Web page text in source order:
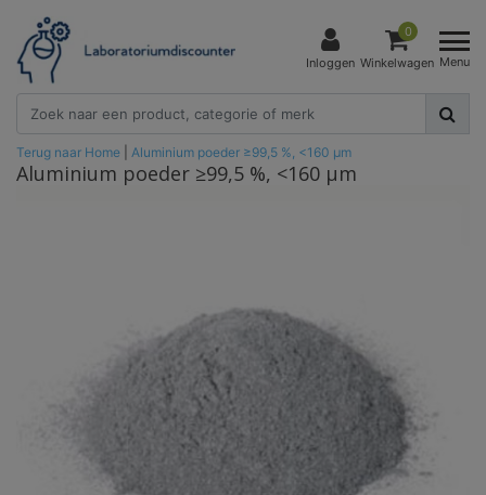
Inloggen
0
Winkelwagen Menu
Terug naar Home Aluminium poeder ≥99,5 %, <160 μm
Aluminium poeder ≥99,5 %, <160 μm